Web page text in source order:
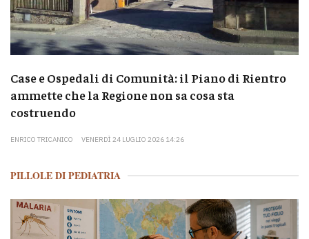
Case e Ospedali di Comunità: il Piano di Rientro
ammette che la Regione non sa cosa sta
costruendo
ENRICO TRICANICO VENERDÌ 24 LUGLIO 2026 14:26
PILLOLE DI PEDIATRIA